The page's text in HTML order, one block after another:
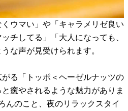
ウマい」や「キャラメリゼ良い
チしてる」「大人になっても、
な声が見受けられます。
る「トッポ＜ヘーゼルナッツの
癒やされるような魅力がありま
んのこと、夜のリラックスタイ